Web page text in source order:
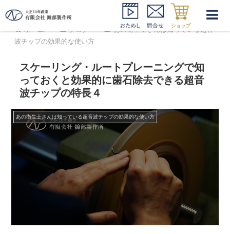
ホーム ブログ
あの衛生士さんは知っている超音
波チップの効果的な使い方
スケーリング・ルートプレーニングで知
っておくと効果的に歯石除去できる超音
波チップの特長４
あの衛生士さんは知っている超音波チップの効果的な使い方